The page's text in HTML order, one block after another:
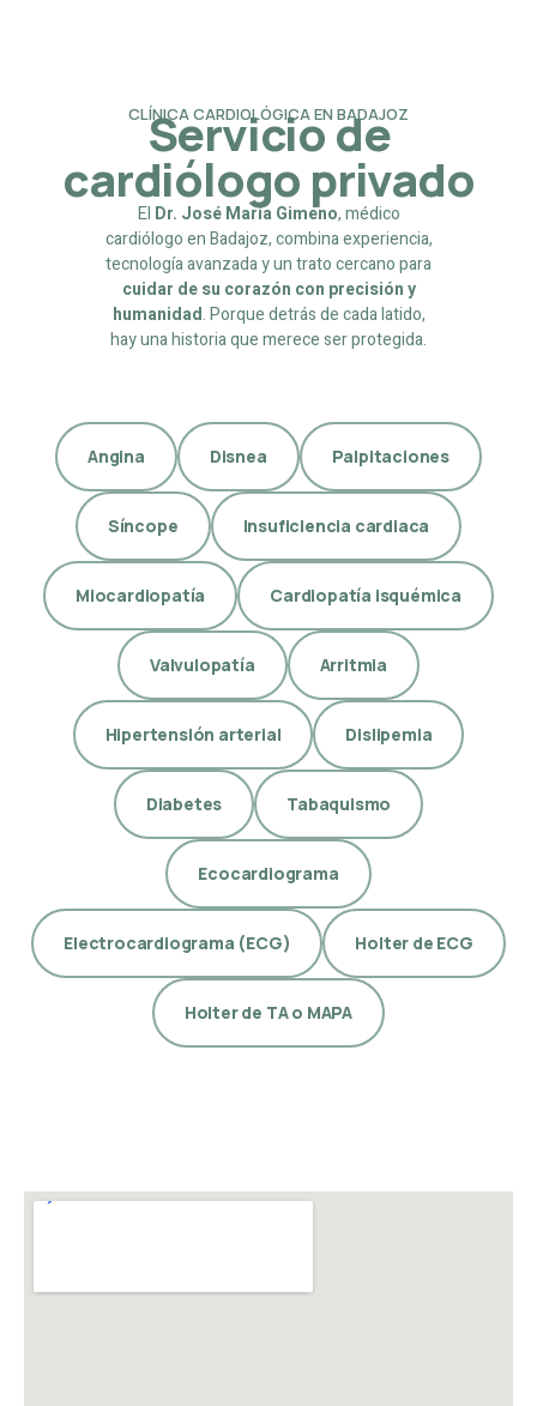
CLÍNICA CARDIOLÓGICA EN BADAJOZ
Servicio de
cardiólogo privado
El Dr. José María Gimeno, médico
cardiólogo en Badajoz, combina experiencia,
tecnología avanzada y un trato cercano para
cuidar de su corazón con precisión y
humanidad. Porque detrás de cada latido,
hay una historia que merece ser protegida.
Angina Disnea Palpitaciones
Síncope Insuficiencia cardiaca
Miocardiopatía Cardiopatía isquémica
Valvulopatía Arritmia
Hipertensión arterial Dislipemia
Diabetes Tabaquismo
Ecocardiograma
Electrocardiograma (ECG) Holter de ECG
Holter de TA o MAPA